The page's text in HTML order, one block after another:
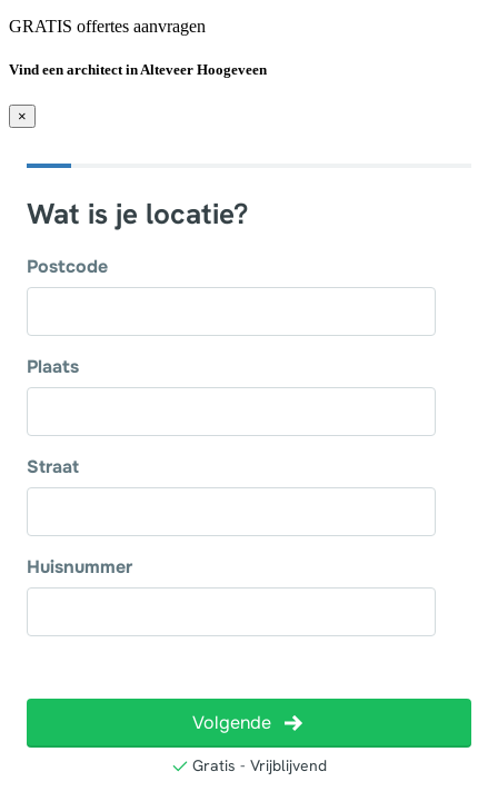
GRATIS offertes aanvragen
Vind een architect in Alteveer Hoogeveen
×